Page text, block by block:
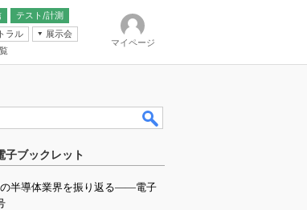
テスト/計測
ラル
展示会
マイページ
子ブックレット
の半導体業界を振り返る――電子